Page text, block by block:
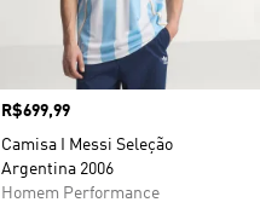
Preço
R$699,99
Camisa I Messi Seleção
Argentina 2006
Homem Performance